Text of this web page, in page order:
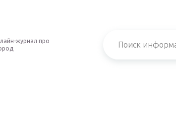
журнал про